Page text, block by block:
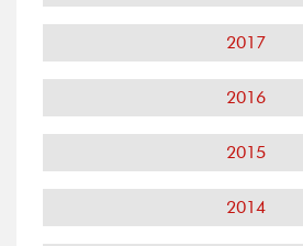
2017
2016
2015
2014